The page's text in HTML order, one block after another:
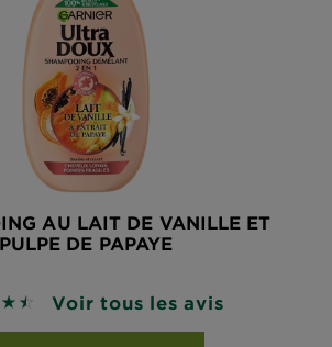
AU LAIT DE VANILLE ET
PULPE DE PAPAYE
5 étoiles basé sur les avis
Voir tous les avis